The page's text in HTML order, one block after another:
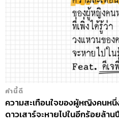
คำนี้ดี
ความสะเทือนใจของผู้หญิงคนห
ดาวเสาร์จะหายไปในอีกร้อยล้า